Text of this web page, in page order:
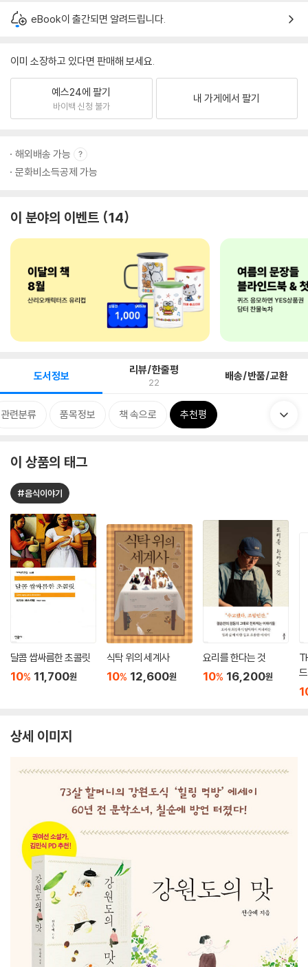
eBook이 출간되면 알려드립니다.
이미 소장하고 있다면 판매해 보세요.
예스24에 팔기
바이백 신청 불가
내 가게에서 팔기
해외배송 가능
문화비소득공제 가능
이 분야의 이벤트 14
도서정보 리뷰/한줄평
22 배송/반품/교환
관련분류 품목정보 책 속으로 추천평
이 상품의 태그
#음식이야기
달콤 쌉싸름한 초콜릿
10% 11,700원
식탁 위의 세계사
10% 12,600원
요리를 한다는 것
10% 16,200원
상세 이미지